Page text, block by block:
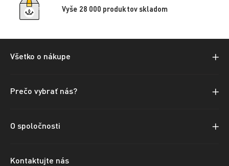
Vyše 28 000 produktov skladom
Všetko o nákupe
Prečo vybrať nás?
O spoločnosti
Kontaktujte nás